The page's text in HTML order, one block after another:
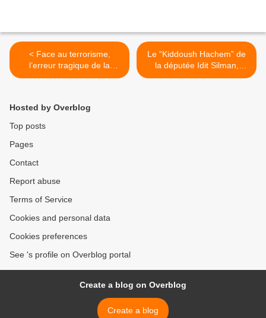
< Face au terrorisme,
l’erreur tragique de la
justice israélienne, Pierre
Le “Kiddoush Hachem” de
la députée Idit Silman,
Pierre Lurçat >
Hosted by Overblog
Top posts
Pages
Contact
Report abuse
Terms of Service
Cookies and personal data
Cookies preferences
See 's profile on Overblog portal
Create a blog on Overblog
Create a blog